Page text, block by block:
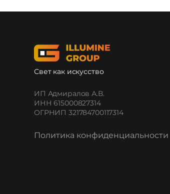
Свет как искусство
ИП Адмиралов А.В.
ИНН 615000827314
ОГРНИП 321784700117314
Политика конфиденциальности